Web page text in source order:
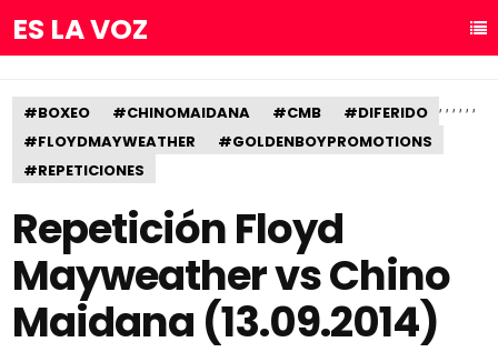
ES LA VOZ
#BOXEO ,
#CHINOMAIDANA ,
#CMB ,
#DIFERIDO ,
#FLOYDMAYWEATHER
,
#GOLDENBOYPROMOTIONS
,
#REPETICIONES
Repetición Floyd
Mayweather vs Chino
Maidana (13.09.2014)